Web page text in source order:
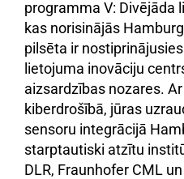
programma V: Divējāda
kas norisinājās
pilsēta ir
lietojuma inovāciju
aizsardzības nozares.
kiberdrošībā, jūras
sensoru integrācijā
starptautiski atzītu
DLR, Fraunhofer CML